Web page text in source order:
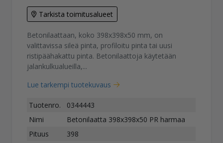
Tarkista toimitusalueet
Betonilaattaan, koko 398x398x50 mm, on
valittavissa sileä pinta, profiloitu pinta tai uusi
ristipäähakattu pinta. Betonilaattoja käytetään
jalankulkualueilla,...
Lue tarkempi tuotekuvaus
Tuotenro.
0344443
Nimi
Betonilaatta 398x398x50 PR harmaa
Pituus
398